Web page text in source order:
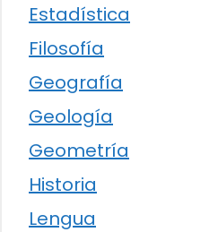
Estadística
Filosofía
Geografía
Geología
Geometría
Historia
Lengua